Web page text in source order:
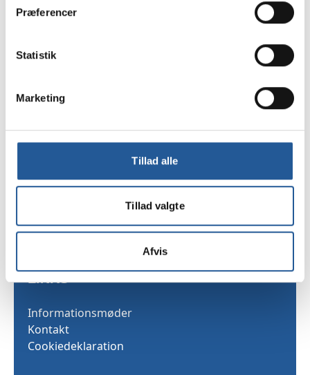
Præferencer
Statistik
Marketing
Tillad alle
Tillad valgte
Afvis
Sekretariatet
Telefon 35 25 03 40
LINKS
Informationsmøder
Kontakt
Cookiedeklaration